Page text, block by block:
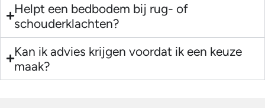
Helpt een bedbodem bij rug- of
schouderklachten?
Kan ik advies krijgen voordat ik een keuze
maak?